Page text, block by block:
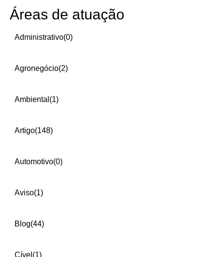
Áreas de atuação
Administrativo(0)
Agronegócio(2)
Ambiental (1)
Artigo(148)
Automotivo(0)
Aviso(1)
Blog(44)
Cível (1)